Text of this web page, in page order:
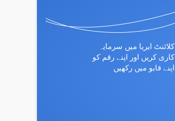
کلائنٹ ایریا میں سرمایہ
کاری کریں اور اپنے رقم کو
اپنے قابو میں رکھیں